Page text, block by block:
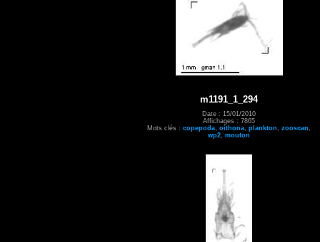
m1191_1_294
Date : 15/01/2010
Affichages : 7865
Mots clés : copepoda oithona plankton zooscan
wp2 mouton